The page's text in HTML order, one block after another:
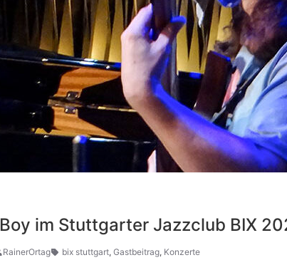
im Stuttgarter Jazzclub BIX
RainerOrtag bix stuttgart, Gastbeitrag, Konzerte